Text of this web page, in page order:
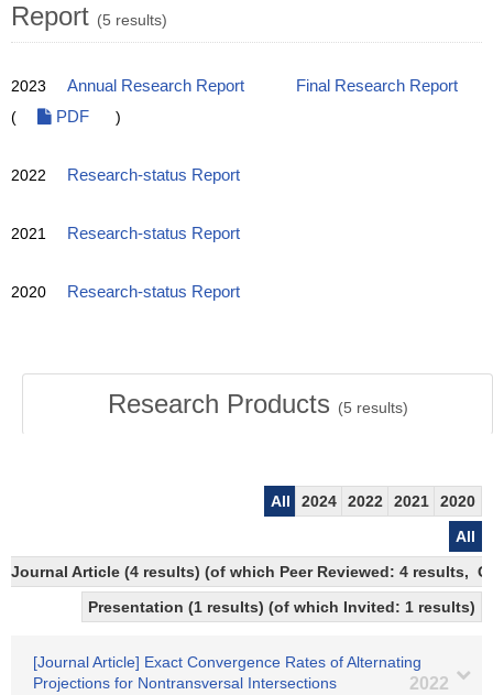
Report (5 results)
2023 Annual Research Report
Final Research Report
(
PDF )
2022 Research-status Report
2021 Research-status Report
2020 Research-status Report
Research Products (5 results)
All 2024 2022 2021
2020
All
Journal Article (4 results) (of which Peer Reviewed: 4 results,
Presentation (1 results) (of which Invited: 1 results)
[Journal Article] Exact Convergence Rates of Alternating
Projections for Nontransversal Intersections
2022